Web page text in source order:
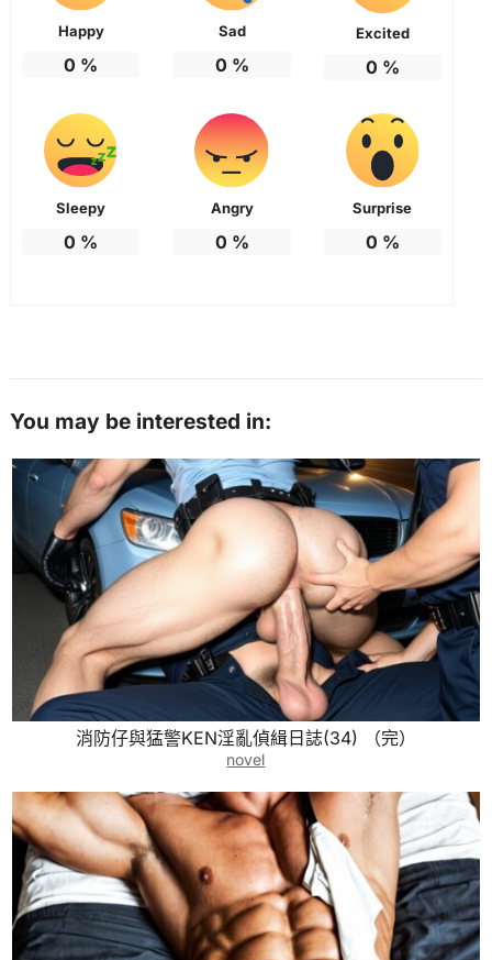
Happy
0 %
Sad
0 %
Excited
0 %
Sleepy
0 %
Angry
0 %
Surprise
0 %
You may be interested in:
消防仔與猛警KEN淫亂偵緝日誌(34) （完）
novel